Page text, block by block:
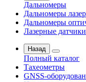
Дальномеры
Дальномеры
Дальномеры
Лазерные
Назад
Полный каталог
Тахеометры
GNSS-